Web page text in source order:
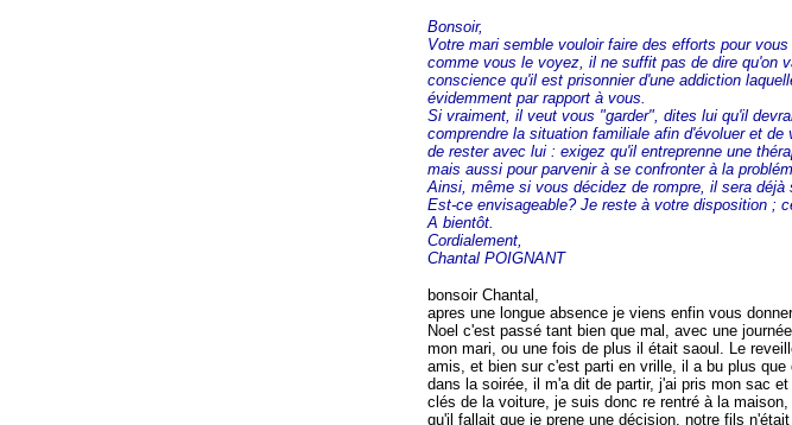
Bonsoir,
Votre mari semble vouloir faire des efforts pour
comme vous le voyez, il ne suffit pas de dire qu'on
conscience qu'il est prisonnier d'une addiction
évidemment par rapport à vous.
Si vraiment, il veut vous "garder", dites lui qu'il
comprendre la situation familiale afin d'évoluer et
de rester avec lui : exigez qu'il entreprenne une
mais aussi pour parvenir à se confronter à la
Ainsi, même si vous décidez de rompre, il sera déjà
Est-ce envisageable? Je reste à votre disposition ;
A bientôt.
Cordialement,
Chantal POIGNANT
bonsoir Chantal,
apres une longue absence je viens enfin vous
Noel c'est passé tant bien que mal, avec une
mon mari, ou une fois de plus il était saoul. Le
amis, et bien sur c'est parti en vrille, il a bu plus
dans la soirée, il m'a dit de partir, j'ai pris mon sac
clés de la voiture, je suis donc re rentré à la
qu'il fallait que je prene une décision. notre fils